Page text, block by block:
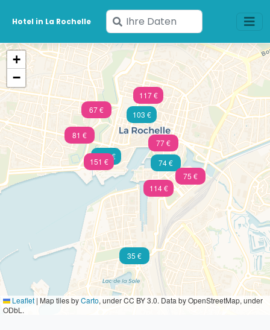
Hotel in La Rochelle
Geben
Sie
Ihre
Daten
ein
77 €
75 €
114 €
67 €
151 €
117 €
81 €
103 €
105 €
35 €
74 €
+
−
Leaflet | Map tiles byCarto, under CC BY 3.0. Data by OpenStreetMap, under
ODbL.